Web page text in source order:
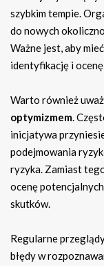
szybkim tempie.
do nowych
Ważne jest, aby
identyfikację i
Warto również
optymizmem.
inicjatywa
podejmowania
ryzyka. Zamiast
ocenę
skutków.
Regularne
błędy w